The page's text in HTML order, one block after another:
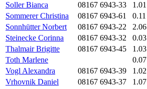
Soller Bianca
08167 6943-33 1.01
Sommerer Christina
08167 6943-61 0.11
Sonnhütter Norbert
08167 6943-22 2.06
Steinecke Corinna
08167 6943-32 0.03
Thalmair Brigitte
08167 6943-45 1.03
Toth Marlene
0.07
Vogl Alexandra
08167 6943-39 1.02
Vrhovnik Daniel
08167 6943-37 1.07